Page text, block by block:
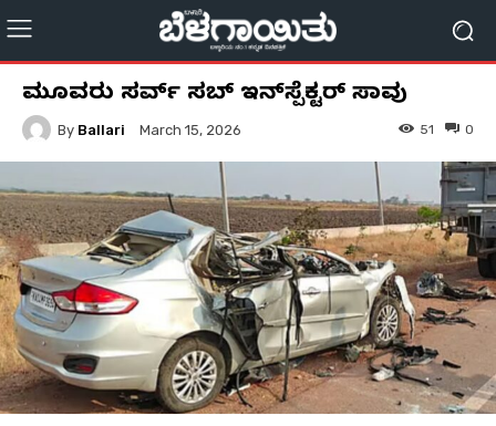
ಮೂವರು ರಿಸರ್ವ್‌ ಸಬ್‌ ಇನ್‌ಸ್ಪೆಕ್ಟರ್‌ ಸಾವು
By Ballari March 15, 2026 0
51